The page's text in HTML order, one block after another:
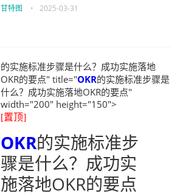
甘特图 • 2025-03-31
的实施标准步骤是什么？成功实施落地
OKR的要点" title="OKR的实施标准步骤是
什么？成功实施落地OKR的要点"
width="200" height="150">
[置顶]
OKR的实施标准步
骤是什么？成功实
施落地OKR的要点